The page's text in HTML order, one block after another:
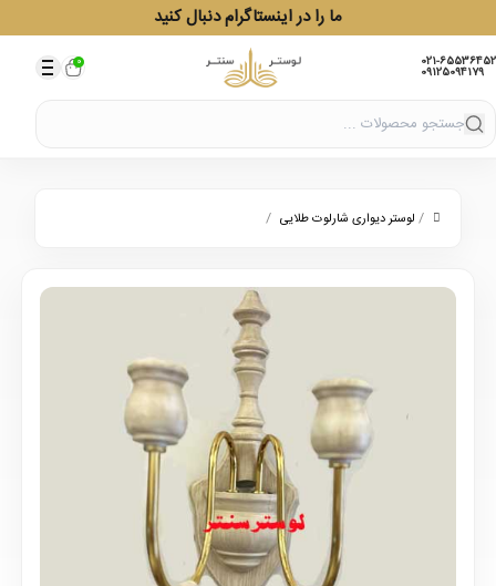
ما را در اینستاگرام دنبال کنید
021-65536452
09125094179
0
/ لوستر دیواری شارلوت طلایی /